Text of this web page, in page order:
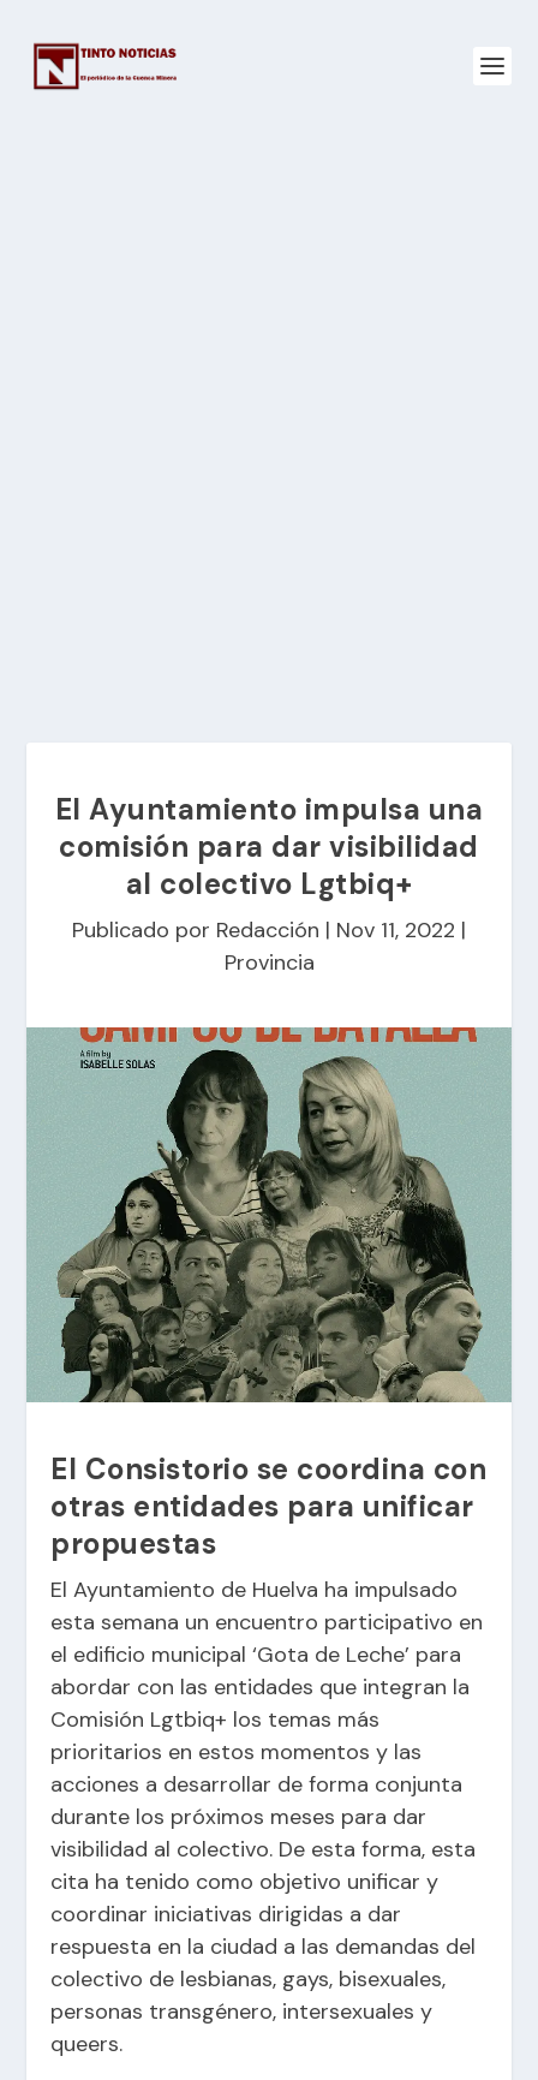
El Ayuntamiento impulsa una
comisión para dar visibilidad
al colectivo Lgtbiq+
Publicado por Redacción | Nov 11, 2022 |
Provincia
El Consistorio se coordina con
otras entidades para unificar
propuestas
El Ayuntamiento de Huelva ha impulsado
esta semana un encuentro participativo en
el edificio municipal ‘Gota de Leche’ para
abordar con las entidades que integran la
Comisión Lgtbiq+ los temas más
prioritarios en estos momentos y las
acciones a desarrollar de forma conjunta
durante los próximos meses para dar
visibilidad al colectivo. De esta forma, esta
cita ha tenido como objetivo unificar y
coordinar iniciativas dirigidas a dar
respuesta en la ciudad a las demandas del
colectivo de lesbianas, gays, bisexuales,
personas transgénero, intersexuales y
queers.